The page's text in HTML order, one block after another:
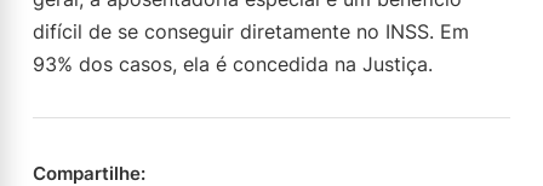
difícil de se conseguir diretamente no INSS. Em
93% dos casos, ela é concedida na Justiça.
Compartilhe: